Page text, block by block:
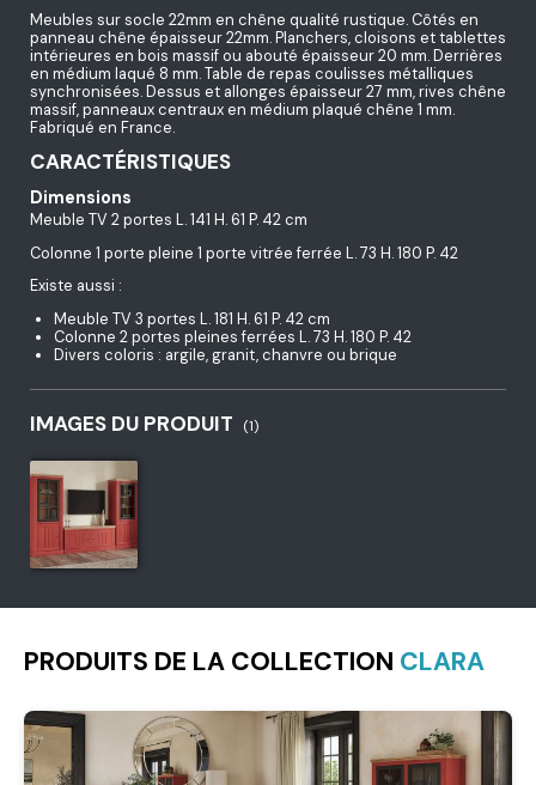
Meubles sur socle 22mm en chêne qualité rustique. Côtés en
panneau chêne épaisseur 22mm. Planchers, cloisons et tablettes
intérieures en bois massif ou abouté épaisseur 20 mm. Derrières
en médium laqué 8 mm. Table de repas coulisses métalliques
synchronisées. Dessus et allonges épaisseur 27 mm, rives chêne
massif, panneaux centraux en médium plaqué chêne 1 mm.
Fabriqué en France.
CARACTÉRISTIQUES
Dimensions
Meuble TV 2 portes L. 141 H. 61 P. 42 cm
Colonne 1 porte pleine 1 porte vitrée ferrée L. 73 H. 180 P. 42
Existe aussi :
Meuble TV 3 portes L. 181 H. 61 P. 42 cm
Colonne 2 portes pleines ferrées L. 73 H. 180 P. 42
Divers coloris : argile, granit, chanvre ou brique
IMAGES DU PRODUIT (1)
PRODUITS DE LA COLLECTION CLARA